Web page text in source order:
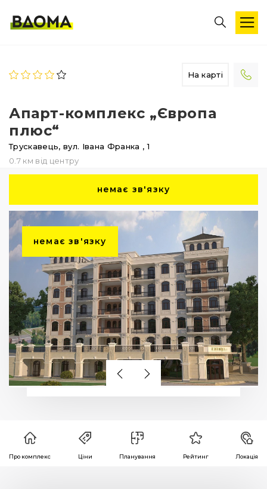
На карті
Апарт-комплекс „Європа
плюс“
Трускавець, вул. Івана Франка , 1
0.7 км від центру
немає зв'язку
немає зв'язку
Про комплекс Ціни Планування Рейтинг Локація